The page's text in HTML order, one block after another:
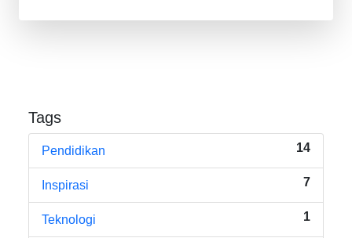
Tags
Pendidikan 14
Inspirasi 7
Teknologi 1